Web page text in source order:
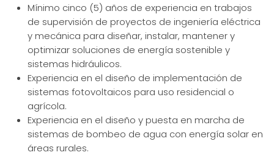
Mínimo cinco (5) años de experiencia en trabajos
de supervisión de proyectos de ingeniería eléctrica
y mecánica para diseñar, instalar, mantener y
optimizar soluciones de energía sostenible y
sistemas hidráulicos.
Experiencia en el diseño de implementación de
sistemas fotovoltaicos para uso residencial o
agrícola.
Experiencia en el diseño y puesta en marcha de
sistemas de bombeo de agua con energía solar en
áreas rurales.